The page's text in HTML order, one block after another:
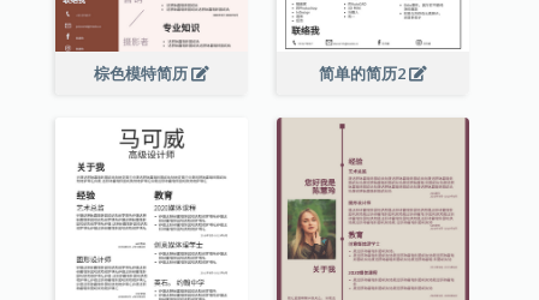
棕色模特简历 简单的简历2